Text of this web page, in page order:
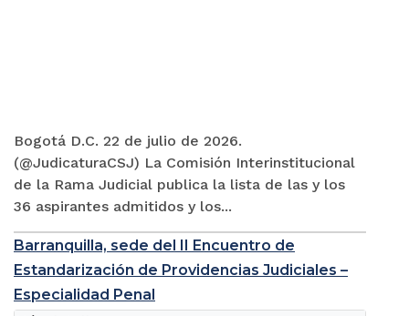
Bogotá D.C. 22 de julio de 2026.
(@JudicaturaCSJ) La Comisión Interinstitucional
de la Rama Judicial publica la lista de las y los
36 aspirantes admitidos y los...
Barranquilla, sede del II Encuentro de
Estandarización de Providencias Judiciales –
Especialidad Penal